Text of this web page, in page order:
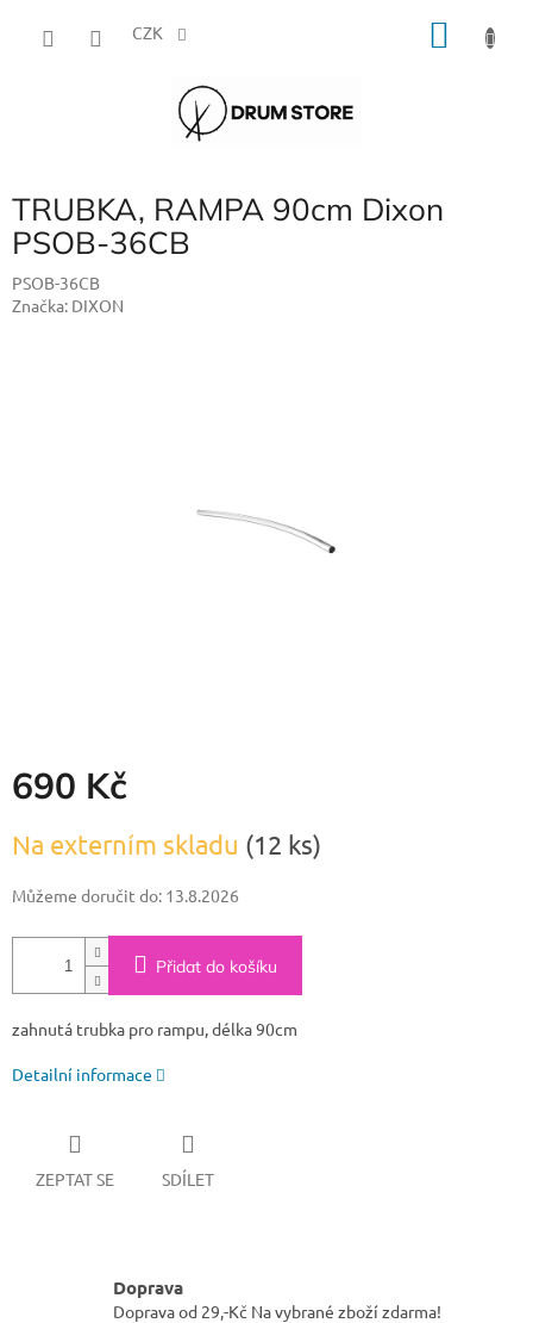
CZK
TRUBKA, RAMPA 90cm Dixon
PSOB-36CB
PSOB-36CB
Značka: DIXON
690 Kč
cena:
Na externím skladu (12 ks)
Můžeme doručit do: 13.8.2026
Přidat do košíku
zahnutá trubka pro rampu, délka 90cm
Detailní informace
ZEPTAT SE SDÍLET
Doprava
Doprava od 29,-Kč Na vybrané zboží zdarma!